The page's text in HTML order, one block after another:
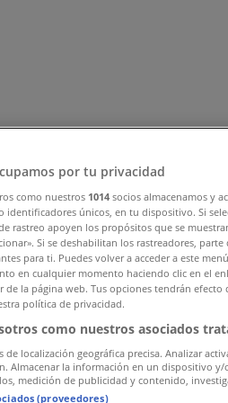
Zapatos y Accesorios
y RepuestosDeporte
por tu privacidad
como nuestros 1014 socios almacenamos y
identificadores únicos, en tu dispositivo. Si
rastreo apoyen los propósitos que se
Si se deshabilitan los rastreadores,
para ti. Puedes volver a acceder a este
en cualquier momento haciendo clic en el
de la página web. Tus opciones tendrán efecto
política de privacidad.
como nuestros asociados
de localización geográfica precisa. Analizar
Almacenar la información en un dispositivo
medición de publicidad y contenido,
(proveedores)